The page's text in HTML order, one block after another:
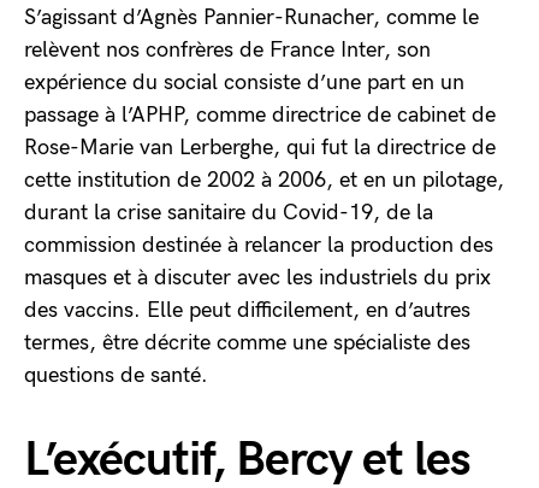
S’agissant d’Agnès Pannier-Runacher, comme le
relèvent nos confrères de France Inter, son
expérience du social consiste d’une part en un
passage à l’APHP, comme directrice de cabinet de
Rose-Marie van Lerberghe, qui fut la directrice de
cette institution de 2002 à 2006, et en un pilotage,
durant la crise sanitaire du Covid-19, de la
commission destinée à relancer la production des
masques et à discuter avec les industriels du prix
des vaccins. Elle peut difficilement, en d’autres
termes, être décrite comme une spécialiste des
questions de santé.
L’exécutif, Bercy et les